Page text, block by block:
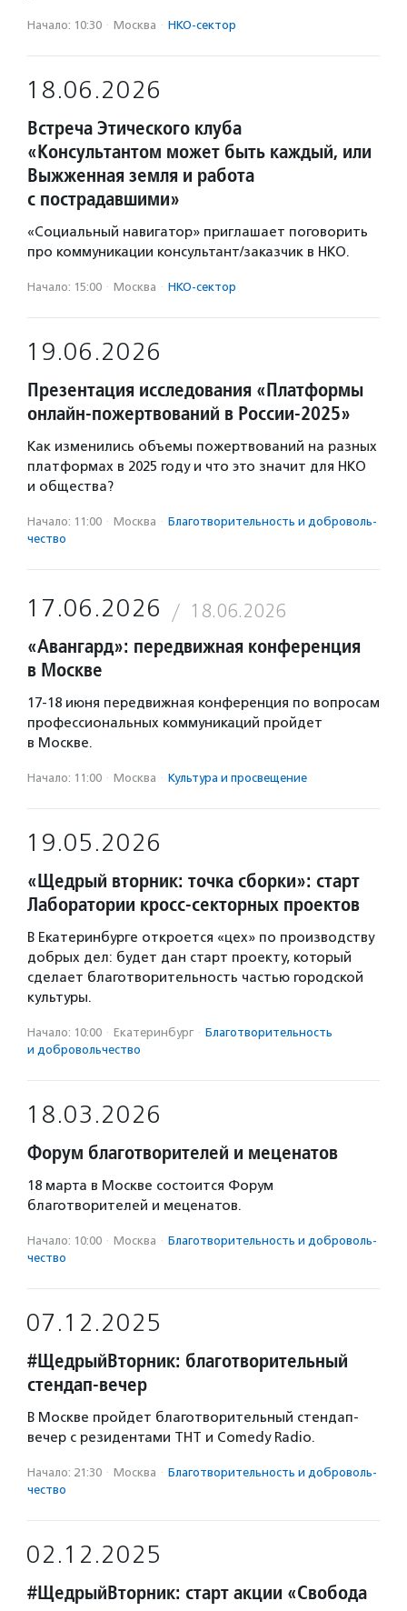
Начало: 10:30 · Москва · НКО-сектор
18.06.2026
Встреча Этического клуба
«Консультантом может быть каждый, или
Выжженная земля и работа
с пострадавшими»
«Социальный навигатор» приглашает поговорить
про коммуникации консультант/заказчик в НКО.
Начало: 15:00 · Москва · НКО-сектор
19.06.2026
Презентация исследования «Платформы
онлайн-пожертвований в России-2025»
Как изменились объемы пожертвований на разных
платформах в 2025 году и что это значит для НКО
и общества?
Начало: 11:00 · Москва · Благотвори­тель­ность и доброволь­
чест­во
17.06.2026 18.06.2026
«Авангард»: передвижная конференция
в Москве
17-18 июня передвижная конференция по вопросам
профессиональных коммуникаций пройдет
в Москве.
Начало: 11:00 · Москва · Культура и просвещение
19.05.2026
«Щедрый вторник: точка сборки»: старт
Лаборатории кросс-секторных проектов
В Екатеринбурге откроется «цех» по производству
добрых дел: будет дан старт проекту, который
сделает благотворительность частью городской
культуры.
Начало: 10:00 · Екатеринбург · Благотвори­тель­ность
и доброволь­чест­во
18.03.2026
Форум благотворителей и меценатов
18 марта в Москве состоится Форум
благотворителей и меценатов.
Начало: 10:00 · Москва · Благотвори­тель­ность и доброволь­
чест­во
07.12.2025
#ЩедрыйВторник: благотворительный
стендап-вечер
В Москве пройдет благотворительный стендап-
вечер с резидентами ТНТ и Comedy Radio.
Начало: 21:30 · Москва · Благотвори­тель­ность и доброволь­
чест­во
02.12.2025
#ЩедрыйВторник: старт акции «Свобода